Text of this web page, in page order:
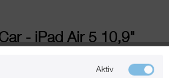
- iPad Air 5 10,9"
Aktiv